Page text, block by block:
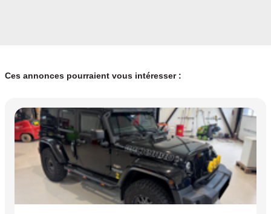
Ces annonces pourraient vous intéresser :